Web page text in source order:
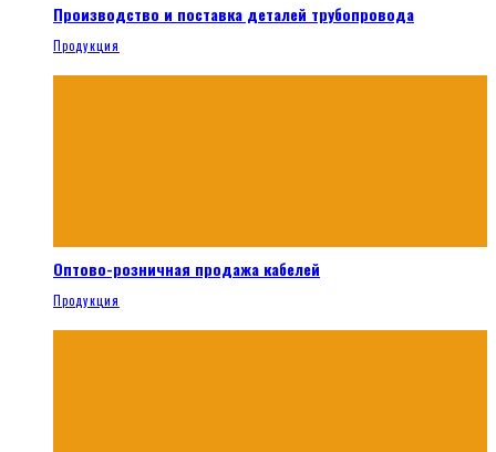
Производство и поставка деталей трубопровода
Продукция
Оптово-розничная продажа кабелей
Продукция